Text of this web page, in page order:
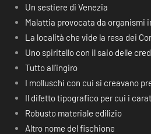
Un sestiere di Venezia
Malattia provocata da organismi
La località che vide la resa dei
Uno spiritello con il saio delle
Tutto all’ingiro
I molluschi con cui si creavano
Il difetto tipografico per cui i
Robusto materiale edilizio
Altro nome del fischione